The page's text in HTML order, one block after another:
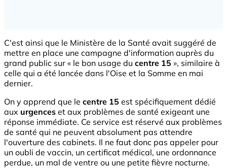
C'est ainsi que le Ministère de la Santé avait suggéré de
mettre en place une campagne d'information auprès du
grand public sur « le bon usage du centre 15 », similaire à
celle qui a été lancée dans l'Oise et la Somme en mai
dernier.
On y apprend que le centre 15 est spécifiquement dédié
aux urgences et aux problèmes de santé exigeant une
réponse immédiate. Ce service est réservé aux problèmes
de santé qui ne peuvent absolument pas attendre
l'ouverture des cabinets. Il ne faut donc pas appeler pour
un oubli de vaccin, un certificat médical, une ordonnance
perdue, un mal de ventre ou une petite fièvre nocturne.